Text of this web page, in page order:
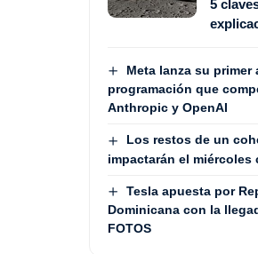
5
Meta lanza su primer
programación que
Anthropic y OpenAI
Los restos de un
impactarán el miércoles
Tesla apuesta por
Dominicana con la
FOTOS